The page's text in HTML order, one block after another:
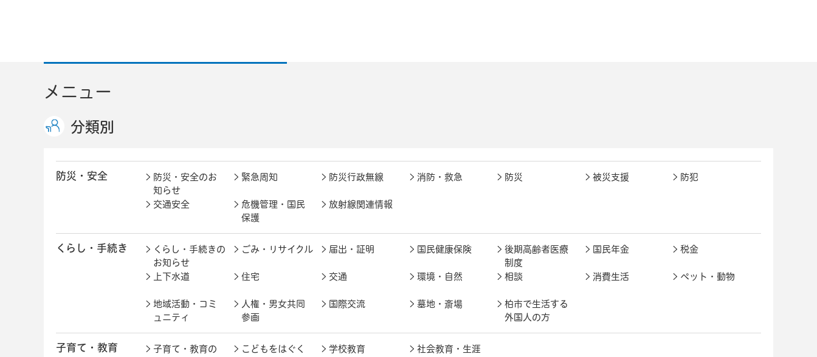
メニュー
分類別
防災・安全
防災・安全のお
知らせ
緊急周知 防災行政無線 消防・救急 防災 被災支援 防犯
交通安全
危機管理・国民
保護
放射線関連情報
くらし・手続き
くらし・手続きの
お知らせ
ごみ・リサイクル 届出・証明 国民健康保険
後期高齢者医療
制度
国民年金 税金
上下水道 住宅 交通 環境・自然 相談 消費生活 ペット・動物
地域活動・コミ
ュニティ
人権・男女共同
参画
国際交流 墓地・斎場
柏市で生活する
外国人の方
子育て・教育
子育て・教育の
こどもをはぐく
学校教育
社会教育・生涯